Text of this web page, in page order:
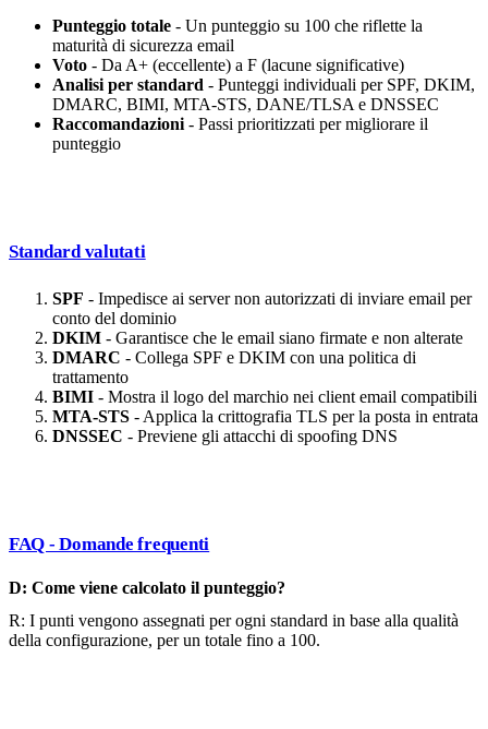
Punteggio totale - Un punteggio su 100 che riflette la
maturità di sicurezza email
Voto - Da A+ (eccellente) a F (lacune significative)
Analisi per standard - Punteggi individuali per SPF, DKIM,
DMARC, BIMI, MTA-STS, DANE/TLSA e DNSSEC
Raccomandazioni - Passi prioritizzati per migliorare il
punteggio
Standard valutati
SPF - Impedisce ai server non autorizzati di inviare email per
conto del dominio
DKIM - Garantisce che le email siano firmate e non alterate
DMARC - Collega SPF e DKIM con una politica di
trattamento
BIMI - Mostra il logo del marchio nei client email compatibili
MTA-STS - Applica la crittografia TLS per la posta in entrata
DNSSEC - Previene gli attacchi di spoofing DNS
FAQ - Domande frequenti
D: Come viene calcolato il punteggio?
R: I punti vengono assegnati per ogni standard in base alla qualità
della configurazione, per un totale fino a 100.